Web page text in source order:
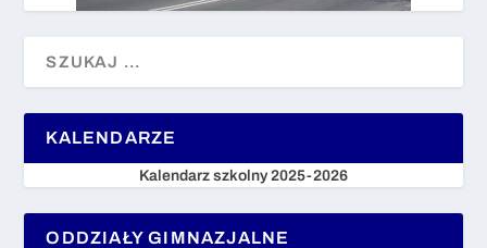
KALENDARZE
Kalendarz szkolny 2025-2026
ODDZIAŁY GIMNAZJALNE